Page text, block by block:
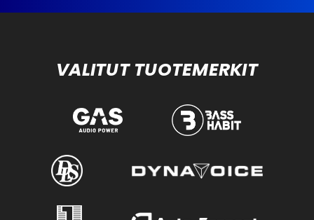
VALITUT TUOTEMERKIT